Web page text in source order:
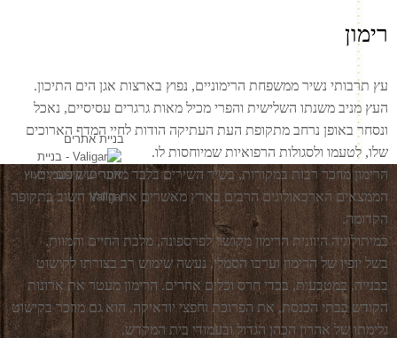
בניית אתרים
Valigar
רימון
עץ תרבותי נשיר ממשפחת הרימוניים, נפוץ בארצות אגן הים התיכון.
העץ מניב משנתו השלישית והפרי מכיל מאות גרגרים עסיסיים, נאכל
ונסחר באופן נרחב מתקופת העת העתיקה הודות לחיי המדף הארוכים
שלו, לטעמו ולסגולות הרפואיות שמיוחסות לו.
הרימון מוזכר רבות במקורות, בשיר השירים בלבד מוזכר שש פעמים.
הממצאים הארכאולוגים הרבים בארץ מאשרים את היותו חשוב בתקופה
הקדומה.
במיתולוגיה היוונית הרימון מקושר לפרספונה, מלכת החיים והמוות.
בשל יופיו של הרימון וערכו הסמלי, נעשה שימוש רב בצורתו לקישוט
בבנייה, במטבעות, בכדי חרס וכלים אחרים. הרימון מעטר את ארונות
הקודש בבתי הכנסת, את הפרוכת וחפצי יודאיקה, הוא גם מוזכר בקישוט
גלימתו של אהרון הכהן הגדול ובעמודי בית המקדש.